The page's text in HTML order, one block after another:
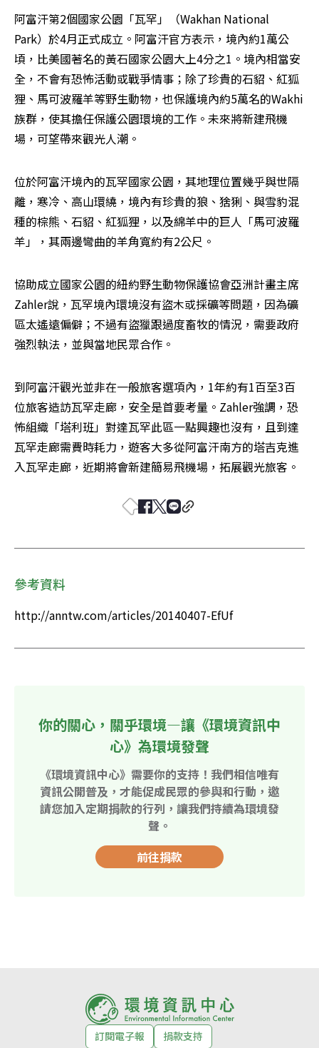
阿富汗第2個國家公園「瓦罕」（Wakhan National
Park）於4月正式成立。阿富汗官方表示，境內約1萬公
頃，比美國著名的黃石國家公園大上4分之1。境內相當安
全，不會有恐怖活動或戰爭情事；除了珍貴的石貂、紅狐
狸、馬可波羅羊等野生動物，也保護境內約5萬名的Wakhi
族群，使其擔任保護公園環境的工作。未來將新建飛機
場，可望帶來觀光人潮。
位於阿富汗境內的瓦罕國家公園，其地理位置幾乎與世隔
離，寒冷、高山環繞，境內有珍貴的狼、猞猁、與雪豹混
種的棕熊、石貂、紅狐狸，以及綿羊中的巨人「馬可波羅
羊」，其兩邊彎曲的羊角寬約有2公尺。
協助成立國家公園的紐約野生動物保護協會亞洲計畫主席
Zahler說，瓦罕境內環境沒有盜木或採礦等問題，因為礦
區太遙遠偏僻；不過有盜獵跟過度畜牧的情況，需要政府
強烈執法，並與當地民眾合作。
到阿富汗觀光並非在一般旅客選項內，1年約有1百至3百
位旅客造訪瓦罕走廊，安全是首要考量。Zahler強調，恐
怖組織「塔利班」對達瓦罕此區一點興趣也沒有，且到達
瓦罕走廊需費時耗力，遊客大多從阿富汗南方的塔吉克進
入瓦罕走廊，近期將會新建簡易飛機場，拓展觀光旅客。
參考資料
http://anntw.com/articles/20140407-EfUf
你的關心，關乎環境—讓《環境資訊中
心》為環境發聲
《環境資訊中心》需要你的支持！我們相信唯有
資訊公開普及，才能促成民眾的參與和行動，邀
請您加入定期捐款的行列，讓我們持續為環境發
聲。
前往捐款
訂閱電子報 捐款支持